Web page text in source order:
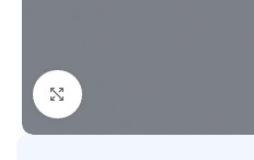
Click to enlarge